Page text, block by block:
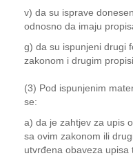
v) da su isprave
odnosno da imaju
g) da su ispunjeni drugi
zakonom i drugim
(3) Pod ispunjenim
se:
a) da je zahtjev za upis
sa ovim zakonom ili
utvrđena obaveza upisa